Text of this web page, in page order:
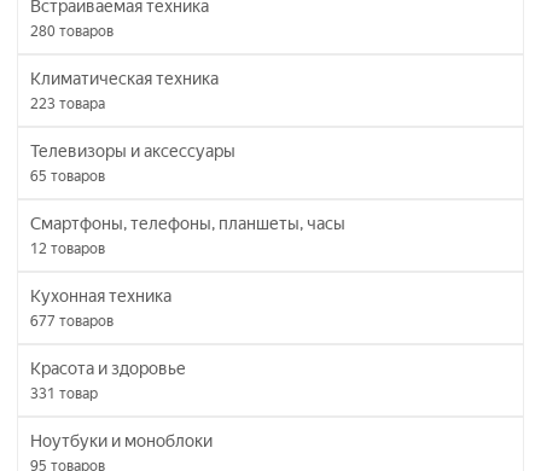
Встраиваемая техника
280 товаров
Климатическая техника
223 товара
Телевизоры и аксессуары
65 товаров
Смартфоны, телефоны, планшеты, часы
12 товаров
Кухонная техника
677 товаров
Красота и здоровье
331 товар
Ноутбуки и моноблоки
95 товаров